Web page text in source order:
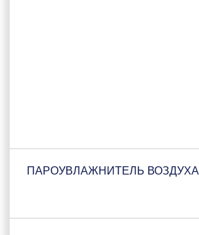
ПАРОУВЛАЖНИТЕЛЬ ВОЗДУХА